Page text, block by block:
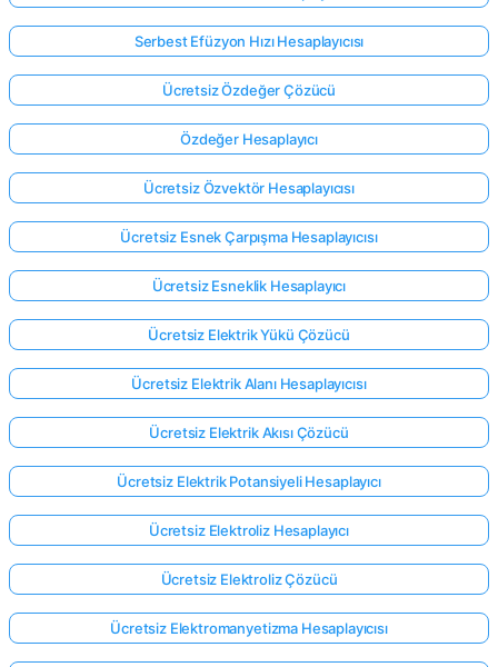
Serbest Efüzyon Hızı Hesaplayıcısı
Ücretsiz Özdeğer Çözücü
Özdeğer Hesaplayıcı
Ücretsiz Özvektör Hesaplayıcısı
Ücretsiz Esnek Çarpışma Hesaplayıcısı
Ücretsiz Esneklik Hesaplayıcı
Ücretsiz Elektrik Yükü Çözücü
Ücretsiz Elektrik Alanı Hesaplayıcısı
Ücretsiz Elektrik Akısı Çözücü
Ücretsiz Elektrik Potansiyeli Hesaplayıcı
Ücretsiz Elektroliz Hesaplayıcı
Ücretsiz Elektroliz Çözücü
Ücretsiz Elektromanyetizma Hesaplayıcısı